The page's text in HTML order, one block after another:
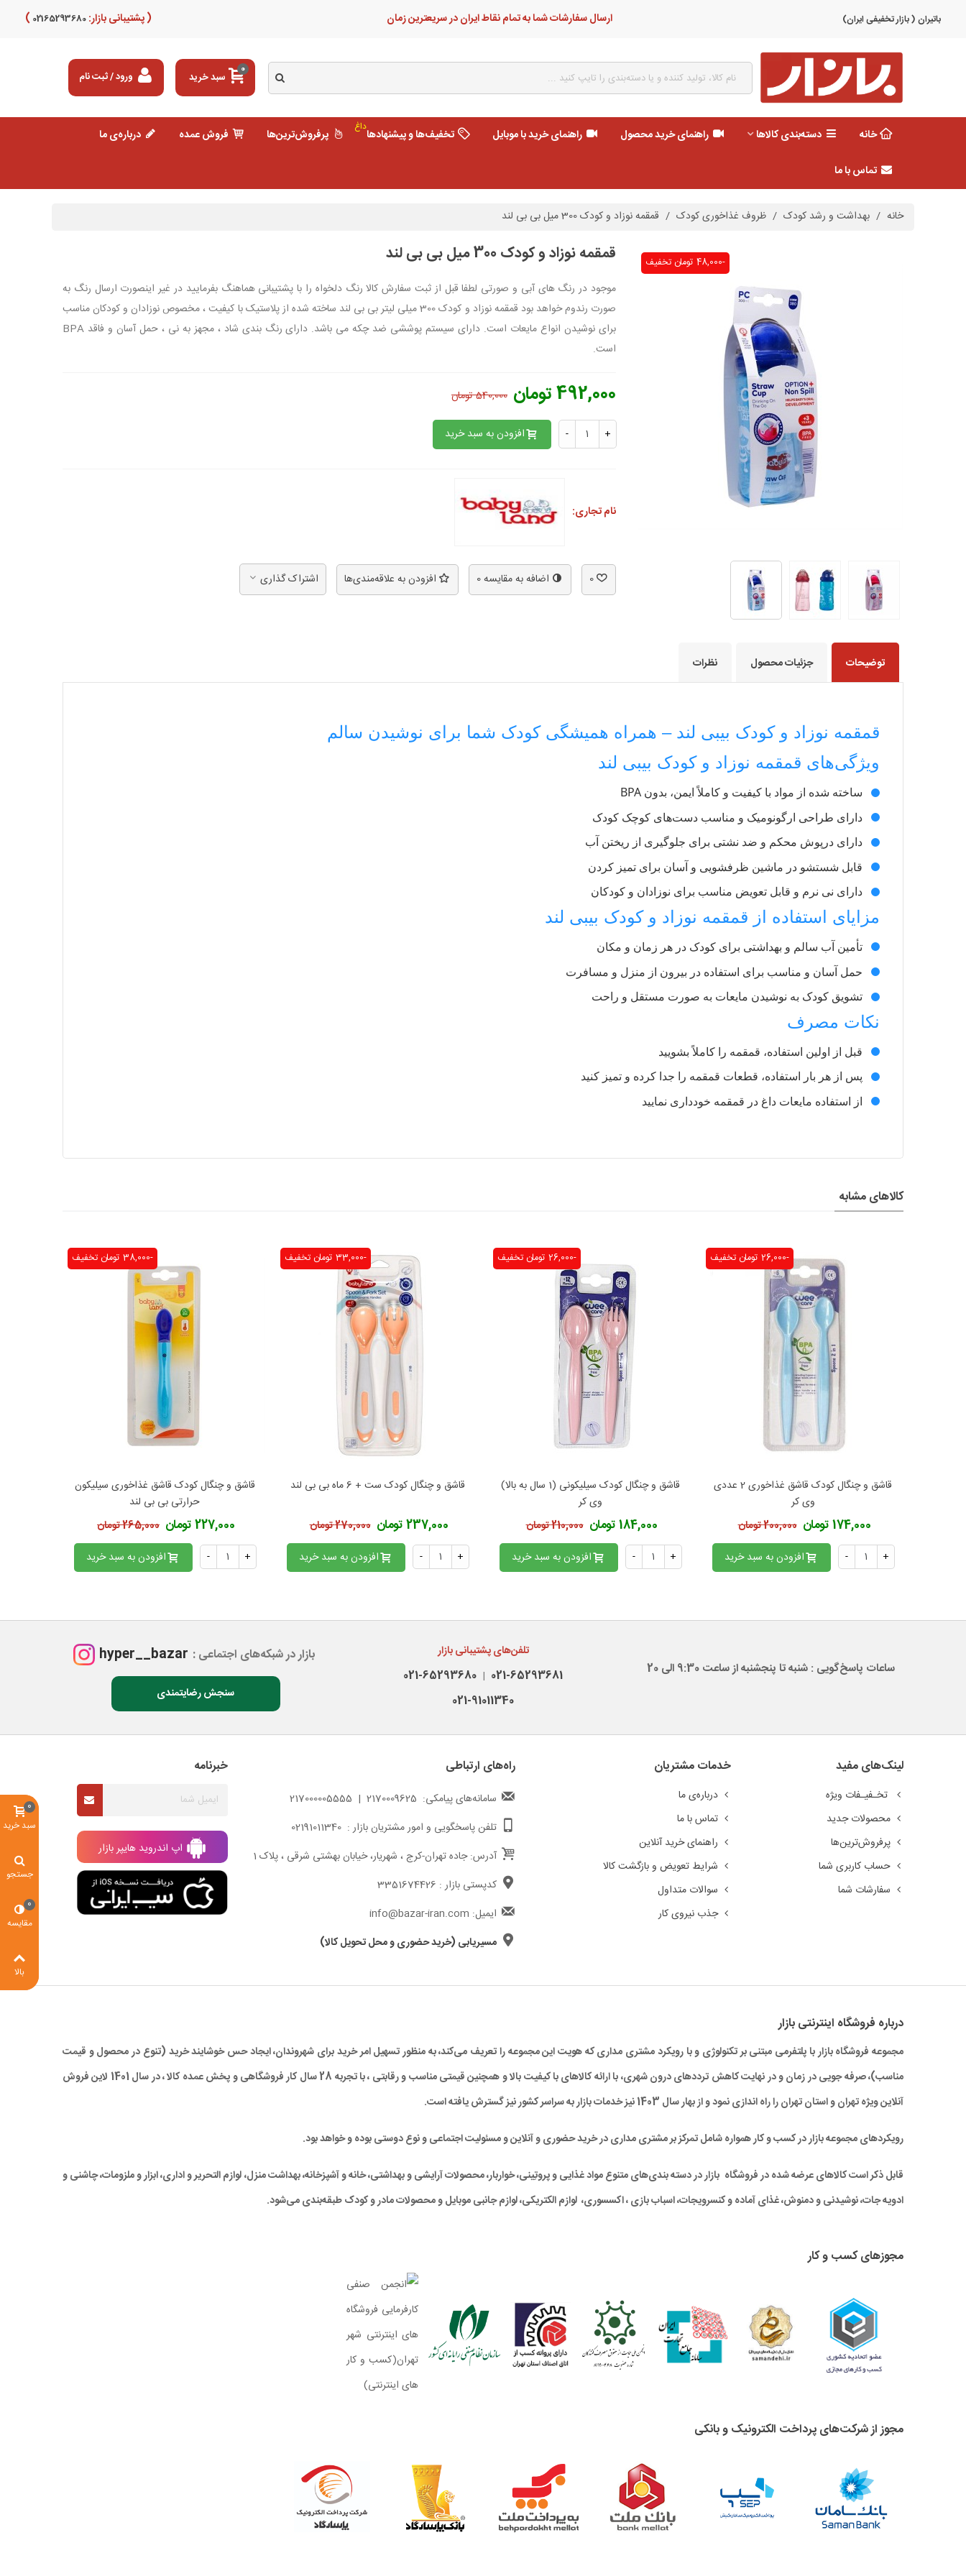
باتیران ( بازار تخفیفی ایران) ارسال سفارشات شما به تمام نقاط ایران در سریعترین زمان ( پشتیبانی بازار: 02165293680
)
0
سبد خرید ورود / ثبت نام
خانه دسته‌بندی کالاها راهنمای خرید محصول راهنمای خرید با موبایل تخفیف‌ها و پیشنهادهاداغ پرفروش‌ترین‌ها فروش عمده درباره‌ی ما
تماس با ما
خانه / بهداشت و رشد کودک / ظروف غذاخوری کودک / قمقمه نوزاد و کودک 300 میل بی بی لند
تخفیف -48,000 تومان قمقمه نوزاد و کودک 300 میل بی بی لند
موجود در رنگ های آبی و صورتی لطفا قبل از ثبت سفارش کالا رنگ دلخواه را با پشتیبانی هماهنگ بفرمایید در غیر اینصورت ارسال رنگ به
صورت رندوم خواهد بود قمقمه نوزاد و کودک 300 میلی لیتر بی بی لند ساخته شده از پلاستیک با کیفیت ، مخصوص نوزادان و کودکان مناسب
برای نوشیدن انواع مایعات است. دارای سیستم پوششی ضد چکه می باشد. دارای رنگ بندی شاد ، مجهز به نی ، حمل آسان و فاقد BPA
است.
492,000 تومان 540,000 تومان
- + افزودن به سبد خرید
نام تجاری:
0 اضافه به مقایسه0 افزودن به علاقه‌مندی‌ها اشتراک گذاری
توضیحات جزئیات محصول نظرات
قمقمه نوزاد و کودک بیبی لند – همراه همیشگی کودک شما برای نوشیدن سالم
ویژگی‌های قمقمه نوزاد و کودک بیبی لند
ساخته شده از مواد با کیفیت و کاملاً ایمن، بدون BPA
دارای طراحی ارگونومیک و مناسب دست‌های کوچک کودک
دارای درپوش محکم و ضد نشتی برای جلوگیری از ریختن آب
قابل شستشو در ماشین ظرفشویی و آسان برای تمیز کردن
دارای نی نرم و قابل تعویض مناسب برای نوزادان و کودکان
مزایای استفاده از قمقمه نوزاد و کودک بیبی لند
تأمین آب سالم و بهداشتی برای کودک در هر زمان و مکان
حمل آسان و مناسب برای استفاده در بیرون از منزل و مسافرت
تشویق کودک به نوشیدن مایعات به صورت مستقل و راحت
نکات مصرف
قبل از اولین استفاده، قمقمه را کاملاً بشویید
پس از هر بار استفاده، قطعات قمقمه را جدا کرده و تمیز کنید
از استفاده مایعات داغ در قمقمه خودداری نمایید
کالاهای مشابه
تخفیف -26,000 تومان
افزودن به محبوب‌ها
قاشق و چنگال کودک قاشق غذاخوری 2 عددی
وی کر
174,000 تومان 200,000 تومان
- + افزودن به سبد خرید
تخفیف -26,000 تومان
افزودن به محبوب‌ها
قاشق و چنگال کودک سیلیکونی (1 سال به بالا)
وی کر
184,000 تومان 210,000 تومان
- + افزودن به سبد خرید
تخفیف -33,000 تومان
افزودن به محبوب‌ها
قاشق و چنگال کودک ست + 6 ماه بی بی لند
237,000 تومان 270,000 تومان
- + افزودن به سبد خرید
تخفیف -38,000 تومان
افزودن به محبوب‌ها
قاشق و چنگال کودک قاشق غذاخوری سیلیکون
حرارتی بی بی لند
227,000 تومان 265,000 تومان
- + افزودن به سبد خرید
ساعات پاسخ‌گویی : شنبه تا پنجشنبه از ساعت 9:30 الی 20
تلفن‌های پشتیبانی بازار
021-65293681
|
021-65293680
021-91011340
بازار در شبکه‌های اجتماعی : hyper__bazar
سنجش رضایتمندی
لینک‌های مفید
تخـفیـفات ویژه
محصولات جدید
پرفروش‌ترین‌ها
حساب کاربری شما
سفارشات شما
خدمات مشتریان
درباره‌ی ما
تماس با ما
راهنمای خرید آنلاین
شرایط تعویض و بازگشت کالا
سوالات متداول
جذب نیروی کار
راه‌های ارتباطی
سامانه‌های پیامکی: 2170009625 | 217000005555
تلفن پاسخگویی و امور مشتریان بازار : 02191011340
آدرس: جاده تهران-کرج ، شهریار، خیابان بهشتی شرقی ، پلاک 1
کدپستی بازار : 3351674426
ایمیل: info@bazar-iran.com
مسیریابی (خرید حضوری و محل تحویل کالا)
خبرنامه
اپ اندروید هایپر بازار
درباره‌ فروشگاه اینترنتی بازار
مجموعه فروشگاه بازار با پلتفرمی مبتنی بر تکنولوژی و با رویکرد مشتری مداری که هویت این مجموعه را تعریف می‌کند، به منظور تسهیل امر خرید برای شهروندان، ایجاد حس خوشایند خرید (تنوع در محصول و قیمت
مناسب)، صرفه جویی در زمان و در نهایت کاهش ترددهای درون شهری، با ارائه کالاهای با کیفیت بالا و همچنین قیمتی مناسب و رقابتی ، با تجربه 28 سال کار فروشگاهی و پخش عمده کالا ، در سال 1401 لاین فروش
آنلاین ویژه تهران و استان تهران را راه‌ اندازی نمود و از بهار سال 1403 نیز خدمات بازار به سراسر کشور نیز گسترش یافته است.
رویکردهای مجموعه بازار در کسب و کار همواره شامل تمرکز بر مشتری مداری در خرید حضوری و آنلاین و مسئولیت اجتماعی و نوع دوستی بوده و خواهد بود.
قابل ذکر است کالاهای عرضه شده در فروشگاه بازار در دسته بندی‌های متنوع مواد غذایی و پروتِینی، خواربار، محصولات آرایشی و بهداشتی، خانه و آشپزخانه، بهداشت منزل، لوازم التحریر و اداری، ابزار و ملزومات، چاشنی و
ادویه جات، نوشیدنی و دمنوش، غذای آماده و کنسرویجات، اسباب بازی ، اکسسوری، لوازم الکتریکی، لوازم جانبی موبایل و محصولات مادر و کودک طبقه‌بندی می‌شود.
مجوزهای کسب و کار
مجوز از شرکت‌های پرداخت الکترونیک و بانکی
سبد خرید
0
جستجو
مقایسه
0
بالا